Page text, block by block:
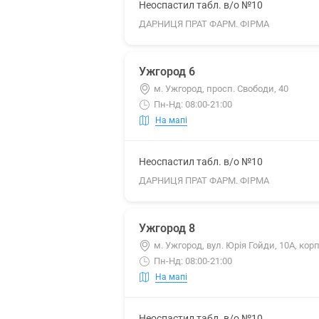
Неоспастил табл. в/о №10
ДАРНИЦЯ ПРАТ ФАРМ. ФІРМА
Ужгород 6
м. Ужгород, просп. Свободи, 40
Пн-Нд: 08:00-21:00
На мапі
Неоспастил табл. в/о №10
ДАРНИЦЯ ПРАТ ФАРМ. ФІРМА
Ужгород 8
м. Ужгород, вул. Юрія Гойди, 10А,
Пн-Нд: 08:00-21:00
На мапі